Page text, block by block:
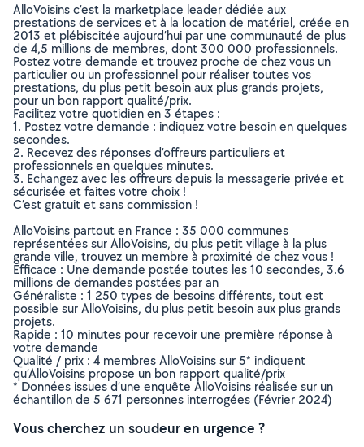
AlloVoisins c’est la marketplace leader dédiée aux
prestations de services et à la location de matériel, créée en
2013 et plébiscitée aujourd’hui par une communauté de plus
de 4,5 millions de membres, dont 300 000 professionnels.
Postez votre demande et trouvez proche de chez vous un
particulier ou un professionnel pour réaliser toutes vos
prestations, du plus petit besoin aux plus grands projets,
pour un bon rapport qualité/prix.
Facilitez votre quotidien en 3 étapes :
1. Postez votre demande : indiquez votre besoin en quelques
secondes.
2. Recevez des réponses d’offreurs particuliers et
professionnels en quelques minutes.
3. Echangez avec les offreurs depuis la messagerie privée et
sécurisée et faites votre choix !
C’est gratuit et sans commission !
AlloVoisins partout en France : 35 000 communes
représentées sur AlloVoisins, du plus petit village à la plus
grande ville, trouvez un membre à proximité de chez vous !
Efficace : Une demande postée toutes les 10 secondes, 3.6
millions de demandes postées par an
Généraliste : 1 250 types de besoins différents, tout est
possible sur AlloVoisins, du plus petit besoin aux plus grands
projets.
Rapide : 10 minutes pour recevoir une première réponse à
votre demande
Qualité / prix : 4 membres AlloVoisins sur 5* indiquent
qu’AlloVoisins propose un bon rapport qualité/prix
* Données issues d’une enquête AlloVoisins réalisée sur un
échantillon de 5 671 personnes interrogées (Février 2024)
Vous cherchez un soudeur en urgence ?